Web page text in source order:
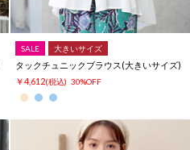
SALE 大きいサイズ
タックチュニックブラウス(大きいサイズ)
￥4,612(税込) 30%OFF